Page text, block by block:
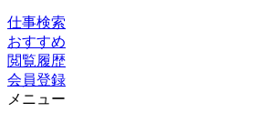
仕事検索
おすすめ
閲覧履歴
会員登録
メニュー